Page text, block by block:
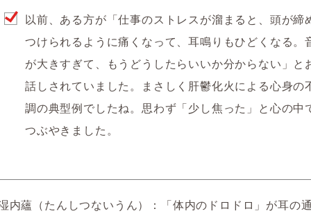
以前、ある方が「仕事のストレスが溜まると、頭が締
つけられるように痛くなって、耳鳴りもひどくなる。
が大きすぎて、もうどうしたらいいか分からない」と
話しされていました。まさしく肝鬱化火による心身の
調の典型例でしたね。思わず「少し焦った」と心の中
つぶやきました。
内蘊（たんしつないうん）
：「体内のドロドロ」が耳の